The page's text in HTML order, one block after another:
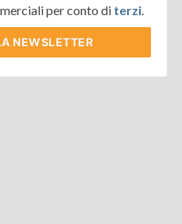
per conto di terzi.
NEWSLETTER